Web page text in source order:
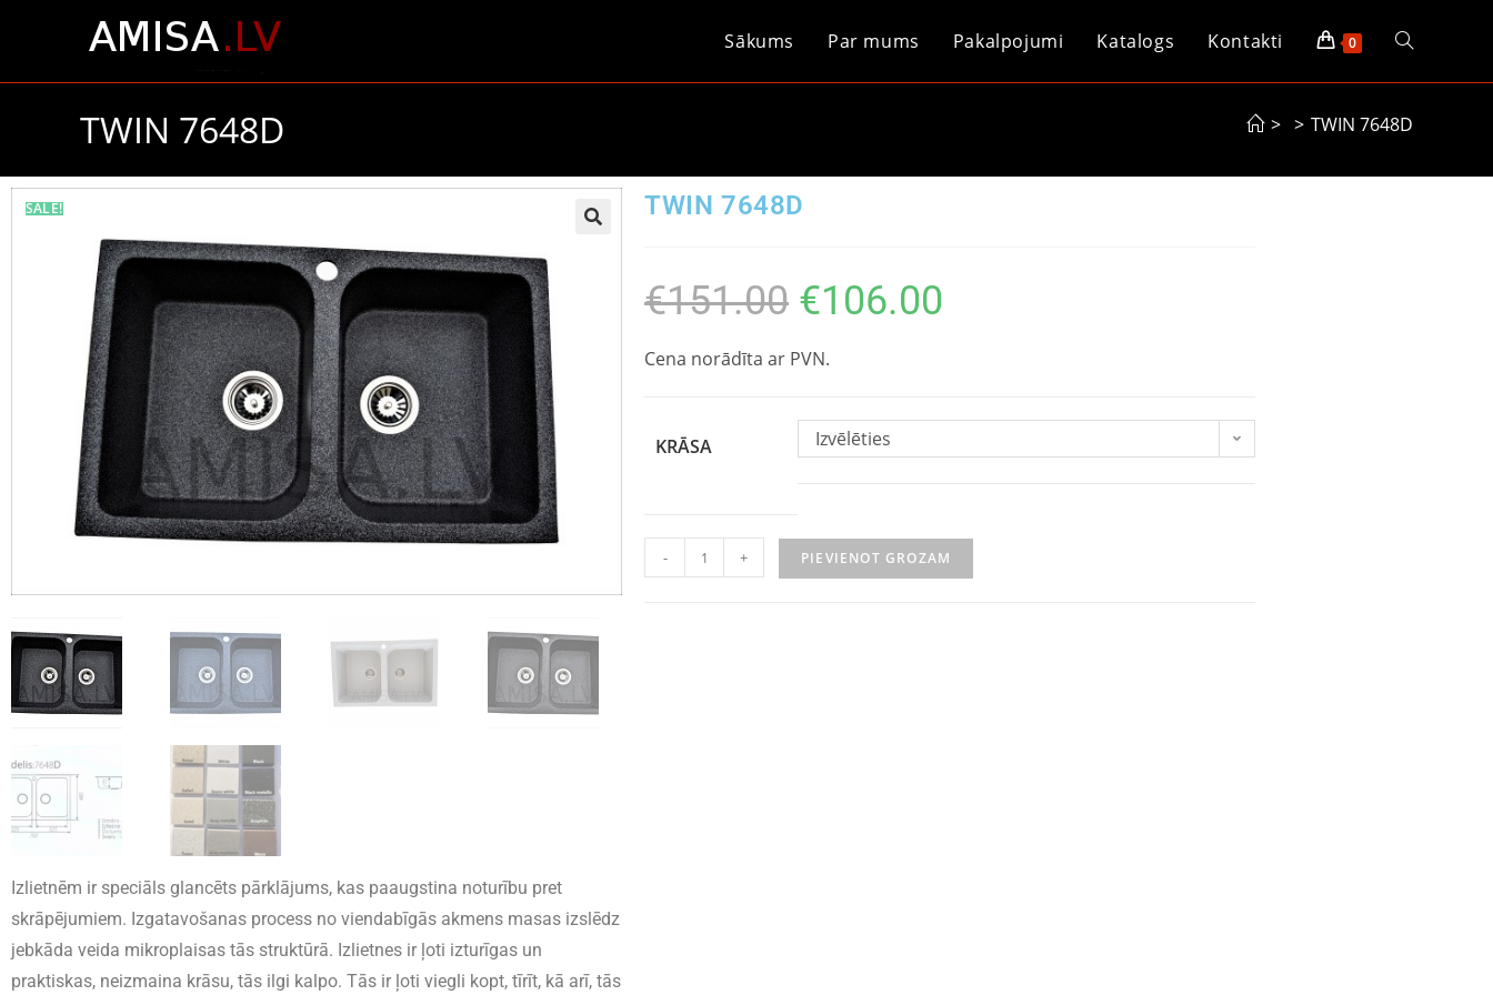
Sākums Par mums Pakalpojumi Katalogs Kontakti 0
TWIN 7648D > > TWIN 7648D
SALE!
Izlietnēm ir speciāls glancēts pārklājums, kas paaugstina noturību pret
skrāpējumiem. Izgatavošanas process no viendabīgās akmens masas izslēdz
jebkāda veida mikroplaisas tās struktūrā. Izlietnes ir ļoti izturīgas un
praktiskas, neizmaina krāsu, tās ilgi kalpo. Tās ir ļoti viegli kopt, tīrīt, kā arī, tās
TWIN 7648D
€151.00 €106.00
Cena norādīta ar PVN.
KRĀSA Izvēlēties
- + PIEVIENOT GROZAM